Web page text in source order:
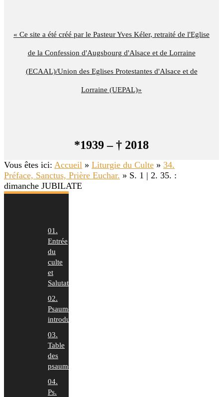
« Ce site a été créé par le Pasteur Yves Kéler, retraité de l'Eglise
de la Confession d'Augsbourg d'Alsace et de Lorraine
(ECAAL)/Union des Eglises Protestantes d'Alsace et de
Lorraine (UEPAL)»
*1939 – † 2018
Vous êtes ici: Accueil » Liturgie du Culte » 34.
Préface, Sanctus, Prière Euchar. » S. 1 | 2. 35. :
dimanche JUBILATE
01.
Entrée
du
culte
et
Salutation
02.
Psaumes
introduction
03.
Table
des
psaumes
04.
Ps.